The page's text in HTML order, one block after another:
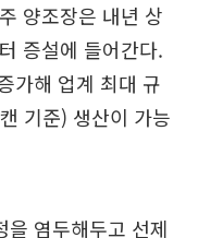
양조장은 내년 상
증설에 들어간다.
가해 업계 최대 규
기준) 생산이 가능
염두해두고 선제